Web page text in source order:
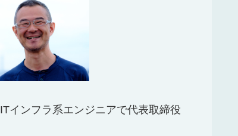
ITインフラ系エンジニアで代表取締役